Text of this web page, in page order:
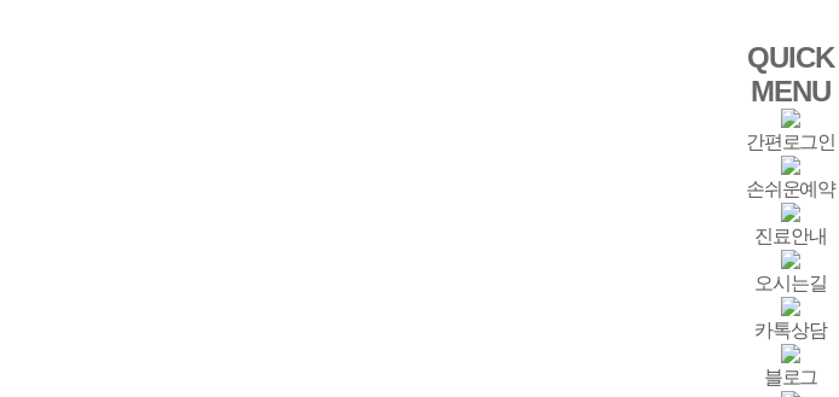
QUICK
MENU
간편로그인
손쉬운예약
진료안내
오시는길
카톡상담
블로그